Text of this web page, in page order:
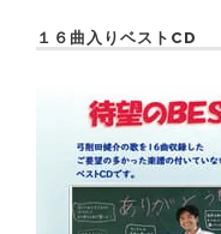
１６曲入りベストCD